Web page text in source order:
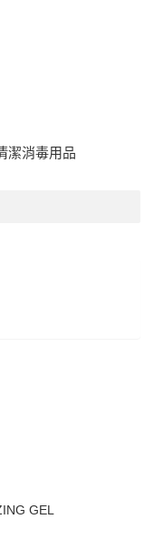
潔消毒用品
GEL